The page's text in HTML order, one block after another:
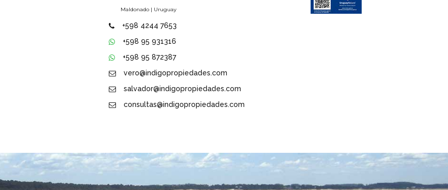
Maldonado | Uruguay
+598 4244 7653
+598 95 931316
+598 95 872387
vero@indigopropiedades.com
salvador@indigopropiedades.com
consultas@indigopropiedades.com